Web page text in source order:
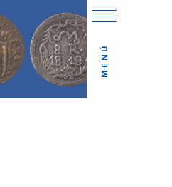
MENÚ